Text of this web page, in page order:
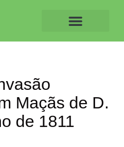
Maçãs de D.
de 1811